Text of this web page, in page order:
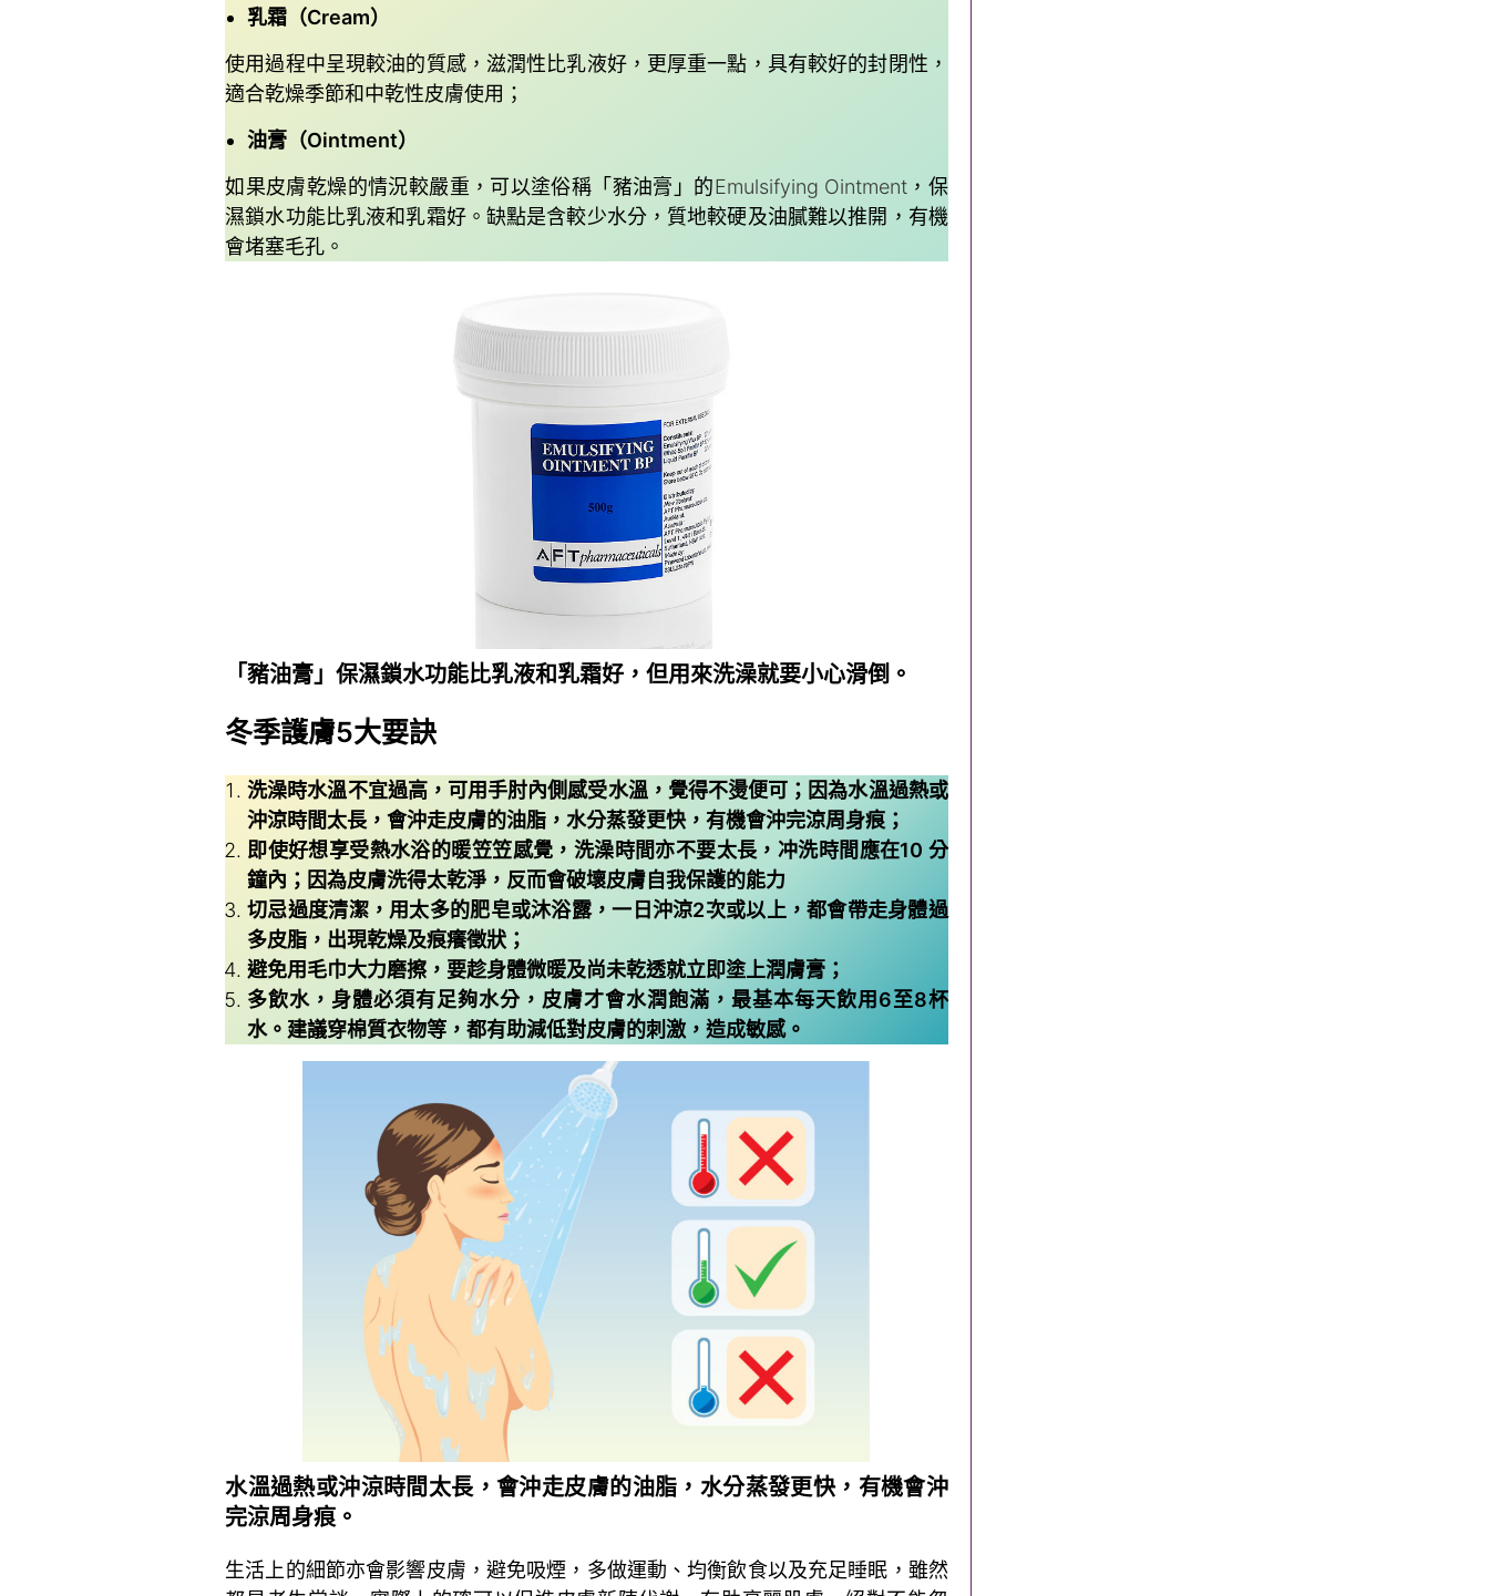
乳霜（Cream）
使用過程中呈現較油的質感，滋潤性比乳液好，更厚重一點，具有較好的封閉性，
適合乾燥季節和中乾性皮膚使用；
油膏（Ointment）
如果皮膚乾燥的情況較嚴重，可以塗俗稱「豬油膏」的Emulsifying Ointment ，保
濕鎖水功能比乳液和乳霜好。缺點是含較少水分，質地較硬及油膩難以推開，有機
會堵塞毛孔。
「豬油膏」保濕鎖水功能比乳液和乳霜好，但用來洗澡就要小心滑倒。
冬季護膚5大要訣
洗澡時水溫不宜過高，可用手肘內側感受水溫，覺得不燙便可；因為水溫過熱或
沖涼時間太長，會沖走皮膚的油脂，水分蒸發更快，有機會沖完涼周身痕；
即使好想享受熱水浴的暖笠笠感覺，洗澡時間亦不要太長，冲洗時間應在10 分
鐘內；因為皮膚洗得太乾淨，反而會破壞皮膚自我保護的能力
切忌過度清潔，用太多的肥皂或沐浴露，一日沖涼2次或以上，都會帶走身體過
多皮脂，出現乾燥及痕癢徵狀；
避免用毛巾大力磨擦，要趁身體微暖及尚未乾透就立即塗上潤膚膏；
多飲水，身體必須有足夠水分，皮膚才會水潤飽滿，最基本每天飲用6至8杯
水。建議穿棉質衣物等，都有助減低對皮膚的刺激，造成敏感。
水溫過熱或沖涼時間太長，會沖走皮膚的油脂，水分蒸發更快，有機會沖
完涼周身痕。
生活上的細節亦會影響皮膚，避免吸煙，多做運動、均衡飲食以及充足睡眠，雖然